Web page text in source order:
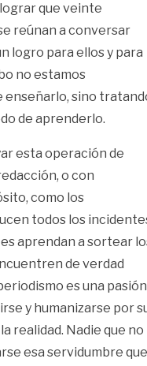
que veinte
reúnan a conversar
logro para ellos y para
no estamos
enseñarlo, sino
de aprenderlo.
esta operación de
o con
como los
todos los
aprendan a sortear
de verdad
es una pasión
y humanizarse por
realidad. Nadie que no
esa servidumbre que